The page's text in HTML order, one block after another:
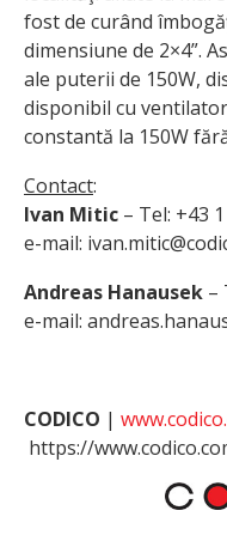
fost de curând
dimensiune de 2×4”.
ale puterii de 150W,
disponibil cu
constantă la 150W
Contact:
Ivan Mitic – Tel: +43
e-mail:
Andreas Hanausek –
e-mail:
CODICO |
https://